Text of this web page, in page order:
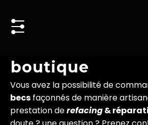
contenu
boutique
Vous avez la possibilité de
becs façonnés de manière
prestation derefacing&